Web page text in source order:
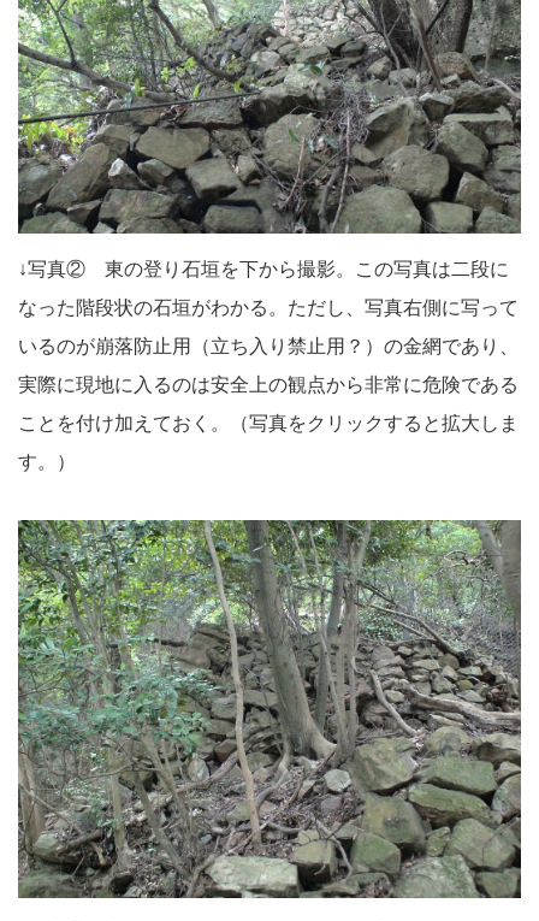
↓写真② 東の登り石垣を下から撮影。この写真は二段に
なった階段状の石垣がわかる。ただし、写真右側に写って
いるのが崩落防止用（立ち入り禁止用？）の金網であり、
実際に現地に入るのは安全上の観点から非常に危険である
ことを付け加えておく。（写真をクリックすると拡大しま
す。）